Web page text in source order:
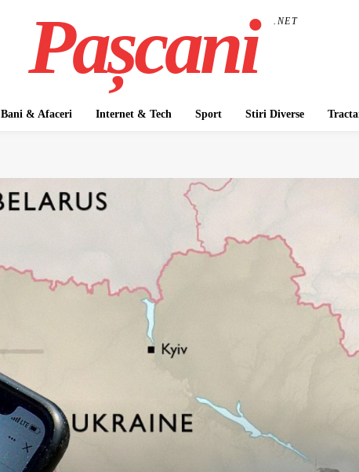
Pașcani .NET
Bani & Afaceri Internet & Tech Sport Stiri Diverse